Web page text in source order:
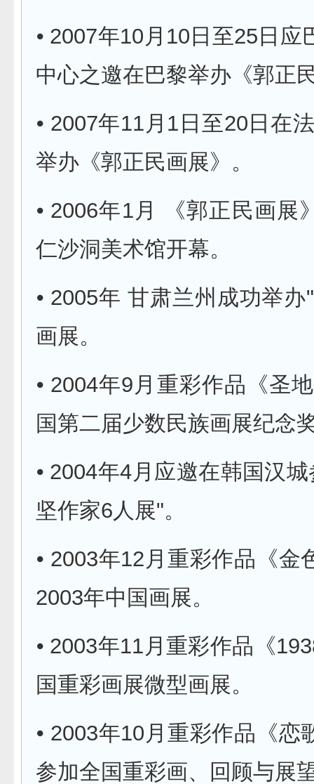
⦁ 2007年10月10日至25日应
中心之邀在巴黎举办《郭正
⦁ 2007年11月1日至20日在
举办《郭正民画展》。
⦁ 2006年1月 《郭正民画展
仁沙洞美术馆开幕。
⦁ 2005年 甘肃兰州成功举
画展。
⦁ 2004年9月重彩作品《圣
国第二届少数民族画展纪念
⦁ 2004年4月应邀在韩国汉
坚作家6人展"。
⦁ 2003年12月重彩作品《金
2003年中国画展。
⦁ 2003年11月重彩作品《
国重彩画展微型画展。
⦁ 2003年10月重彩作品《恋
参加全国重彩画、回顾与展